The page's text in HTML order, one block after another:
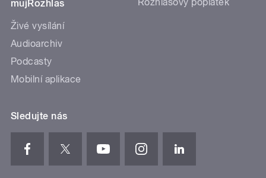
mujRozhlas
Živé vysílání
Audioarchiv
Podcasty
Mobilní aplikace
Rozhlasový poplatek
Sledujte nás